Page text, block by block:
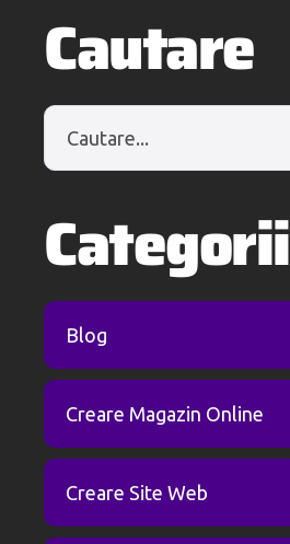
Cautare
Categorii
Blog
Creare Magazin Online
Creare Site Web